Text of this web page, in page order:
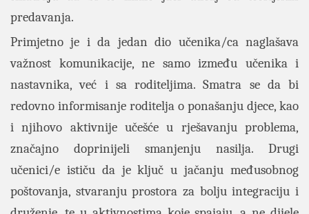
predavanja.
Primjetno je i da jedan dio učenika/ca naglašava
važnost komunikacije, ne samo između učenika i
nastavnika, već i sa roditeljima. Smatra se da bi
redovno informisanje roditelja o ponašanju djece, kao
i njihovo aktivnije učešće u rješavanju problema,
značajno doprinijeli smanjenju nasilja. Drugi
učenici/e ističu da je ključ u jačanju međusobnog
poštovanja, stvaranju prostora za bolju integraciju i